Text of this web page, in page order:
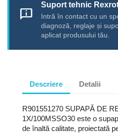
chat_info
Suport tehnic
Intră în contact cu un
diagnoză, reglaje și
aplicat produsului tău.
Descriere Detalii
R901551270 SUPAPĂ DE
1X/100MSSO30 este o
de înaltă calitate, proiectată